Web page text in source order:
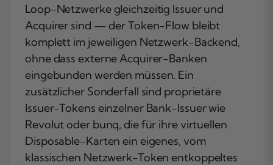
Loop-Netzwerke gleichzeitig Issuer und
Acquirer sind — der Token-Flow bleibt
komplett im jeweiligen Netzwerk-Backend,
ohne dass externe Acquirer-Banken
eingebunden werden müssen. Ein
zusätzlicher Sonderfall sind proprietäre
Issuer-Tokens einzelner Bank-Issuer wie
Revolut oder bunq, die für ihre virtuellen
Disposable-Karten ein eigenes, vom
klassischen Netzwerk-Token entkoppeltes